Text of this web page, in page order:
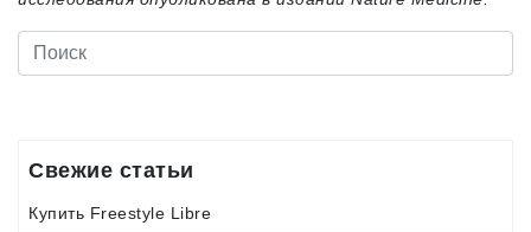
Свежие статьи
Купить Freestyle Libre